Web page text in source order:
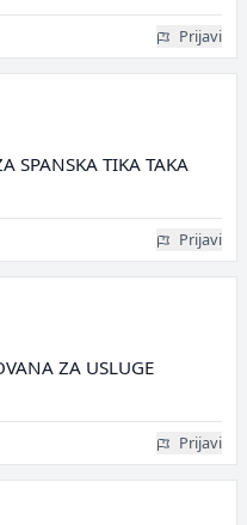
Prijavi
SPANSKA TIKA TAKA
Prijavi
ZA USLUGE
Prijavi